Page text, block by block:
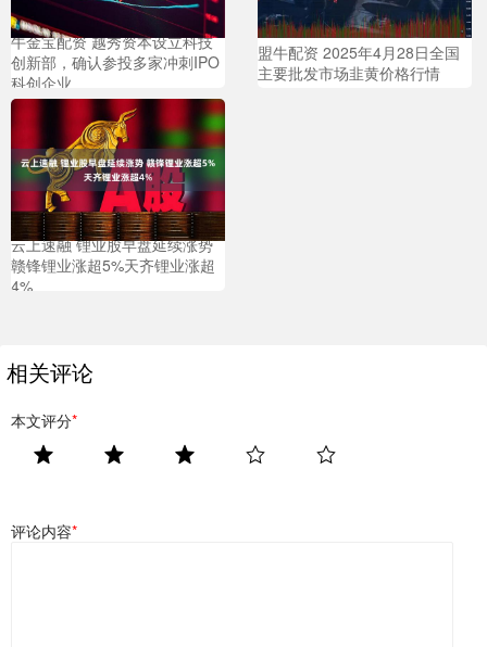
牛金宝配资 越秀资本设立科技
创新部，确认参投多家冲刺IPO
科创企业
盟牛配资 2025年4月28日全国
主要批发市场韭黄价格行情
云上速融 锂业股早盘延续涨势
赣锋锂业涨超5%天齐锂业涨超
4%
相关评论
本文评分*
评论内容*